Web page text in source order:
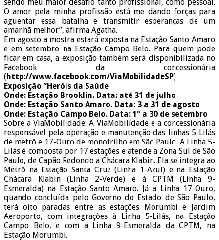
sendo meu maior desafio tanto profissional, como pessoal.
O amor pela minha profissão está me dando forças para
aguentar essa batalha e transmitir esperanças de um
amanhã melhor”, afirma Agatha.
Em agosto a mostra estará exposta na Estação Santo Amaro
e em setembro na Estação Campo Belo. Para quem pode
ficar em casa, a exposição também será disponibilizada no
Facebook da concessionária
(http://www.facebook.com/ViaMobilidadeSP)
Exposição “Heróis da Saúde
Onde: Estação Brooklin. Data: até 31 de julho
Onde: Estação Santo Amaro. Data: 3 a 31 de agosto
Onde: Estação Campo Belo. Data: 1º a 30 de setembro
Sobre a ViaMobilidade: A ViaMobilidade é a concessionária
responsável pela operação e manutenção das linhas 5-Lilás
de metrô e 17-Ouro de monotrilho em São Paulo. A Linha 5-
Lilás é composta por 17 estações e atende a Zona Sul de São
Paulo, de Capão Redondo a Chácara Klabin. Ela se integra ao
Metrô na Estação Santa Cruz (Linha 1-Azul) e na Estação
Chácara Klabin (Linha 2-Verde) e à CPTM (Linha 9-
Esmeralda) na Estação Santo Amaro. Já a Linha 17-Ouro,
quando concluída pelo Governo do Estado de São Paulo,
terá oito paradas entre as estações Morumbi e Jardim
Aeroporto, com integrações à Linha 5-Lilás, na Estação
Campo Belo, e com a Linha 9-Esmeralda da CPTM, na
Estação Morumbi.